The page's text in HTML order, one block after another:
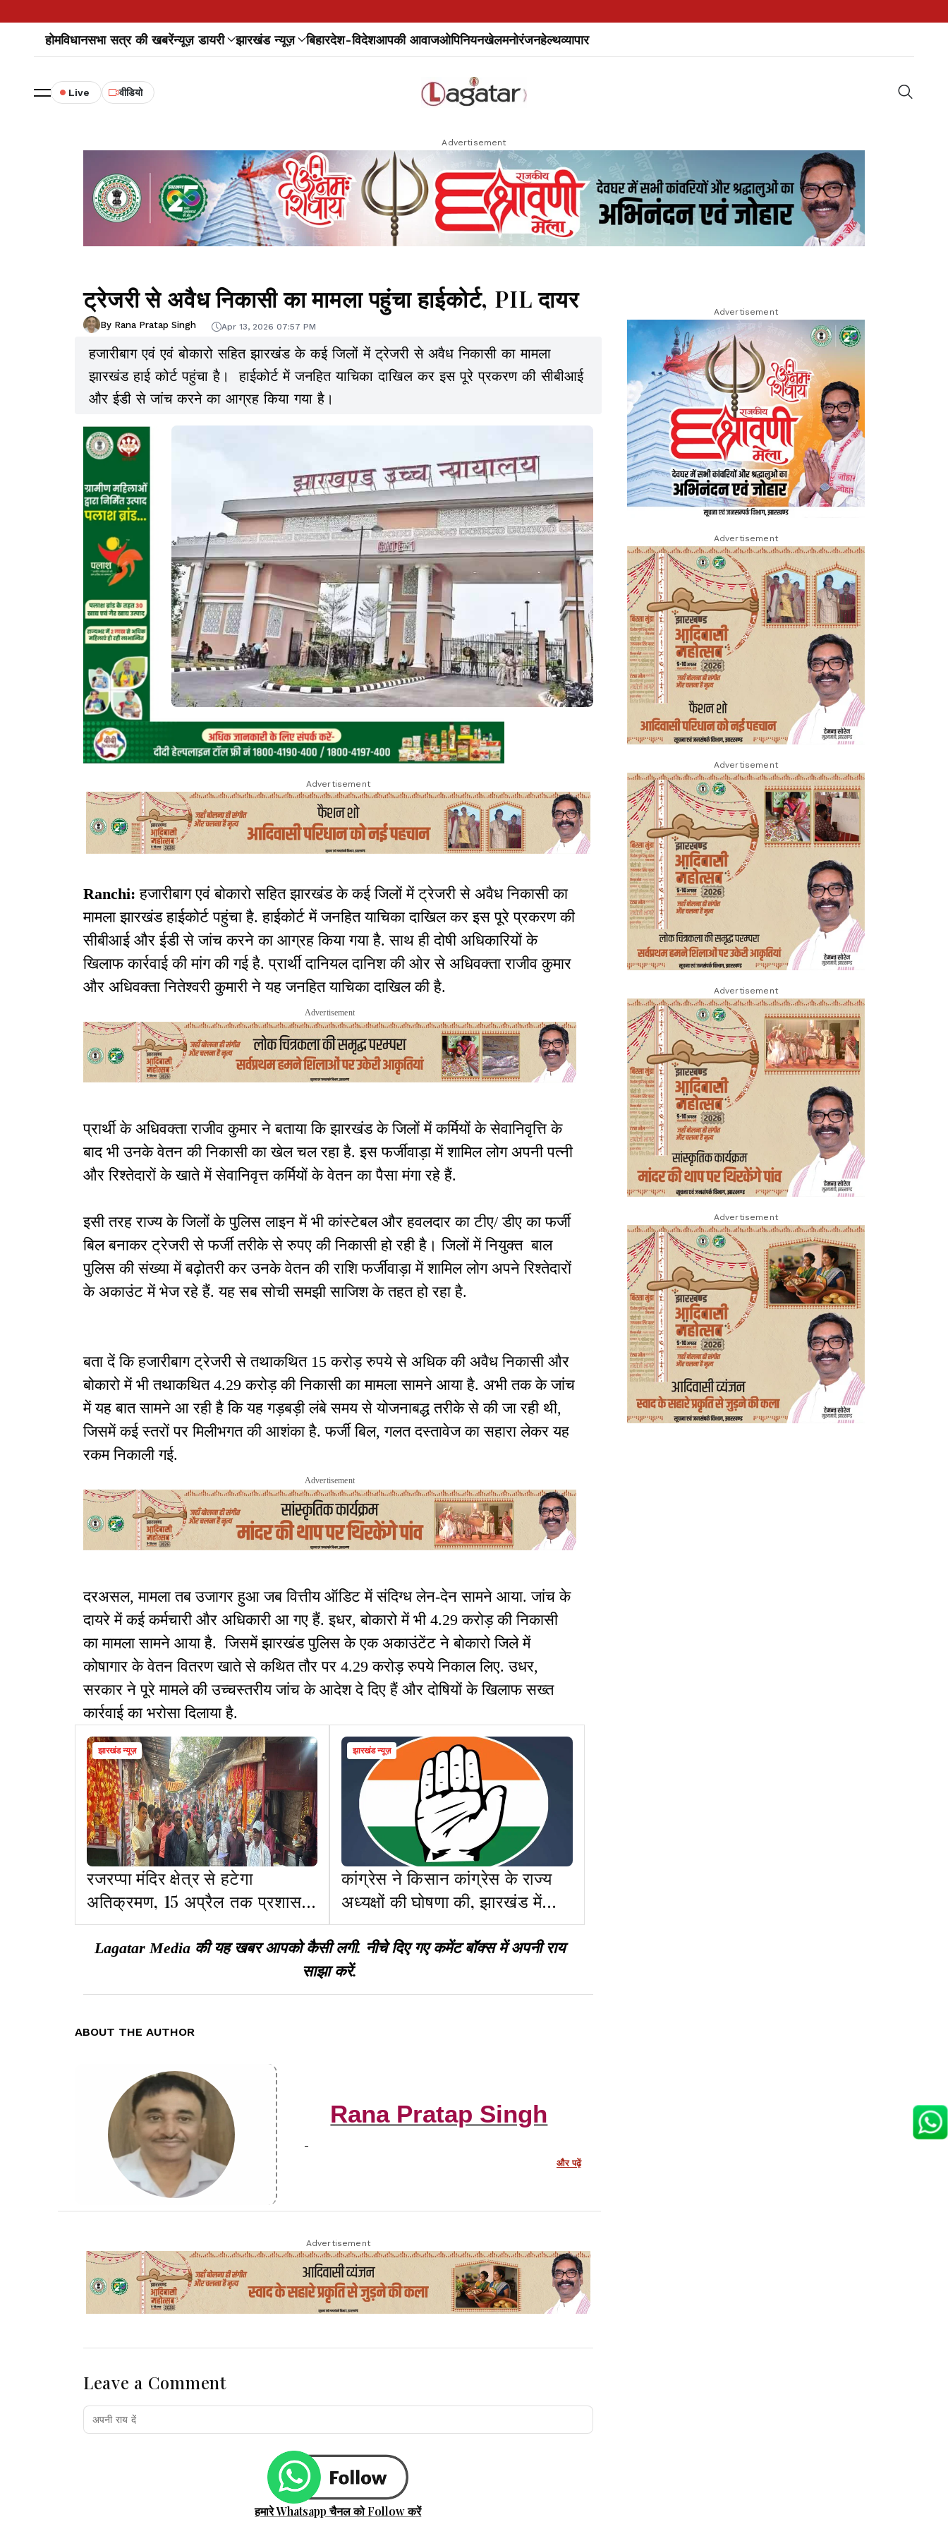
होमविधानसभा सत्र की खबरेंन्यूज़ डायरी झारखंड न्यूज़ बिहारदेश-विदेशआपकी आवाजओपिनियनखेलमनोरंजनहेल्थव्यापार
Live वीडियो
Advertisement
ट्रेजरी से अवैध निकासी का मामला पहुंचा हाईकोर्ट, PIL दायर
By Rana Pratap Singh Apr 13, 2026 07:57 PM
हजारीबाग एवं एवं बोकारो सहित झारखंड के कई जिलों में ट्रेजरी से अवैध निकासी का मामला
झारखंड हाई कोर्ट पहुंचा है। हाईकोर्ट में जनहित याचिका दाखिल कर इस पूरे प्रकरण की सीबीआई
और ईडी से जांच करने का आग्रह किया गया है।
Advertisement
Ranchi:हजारीबाग एवं बोकारो सहित झारखंड के कई जिलों में ट्रेजरी से अवैध निकासी का
मामला झारखंड हाईकोर्ट पहुंचा है. हाईकोर्ट में जनहित याचिका दाखिल कर इस पूरे प्रकरण की
सीबीआई और ईडी से जांच करने का आग्रह किया गया है. साथ ही दोषी अधिकारियों के
खिलाफ कार्रवाई की मांग की गई है. प्रार्थी दानियल दानिश की ओर से अधिवक्ता राजीव कुमार
और अधिवक्ता नितेश्वरी कुमारी ने यह जनहित याचिका दाखिल की है.
Advertisement
प्रार्थी के अधिवक्ता राजीव कुमार ने बताया कि झारखंड के जिलों में कर्मियों के सेवानिवृत्ति के
बाद भी उनके वेतन की निकासी का खेल चल रहा है. इस फर्जीवाड़ा में शामिल लोग अपनी पत्नी
और रिश्तेदारों के खाते में सेवानिवृत्त कर्मियों के वेतन का पैसा मंगा रहे हैं.
इसी तरह राज्य के जिलों के पुलिस लाइन में भी कांस्टेबल और हवलदार का टीए/ डीए का फर्जी
बिल बनाकर ट्रेजरी से फर्जी तरीके से रुपए की निकासी हो रही है। जिलों में नियुक्त बाल
पुलिस की संख्या में बढ़ोतरी कर उनके वेतन की राशि फर्जीवाड़ा में शामिल लोग अपने रिश्तेदारों
के अकाउंट में भेज रहे हैं. यह सब सोची समझी साजिश के तहत हो रहा है.
बता दें कि हजारीबाग ट्रेजरी से तथाकथित 15 करोड़ रुपये से अधिक की अवैध निकासी और
बोकारो में भी तथाकथित 4.29 करोड़ की निकासी का मामला सामने आया है. अभी तक के जांच
में यह बात सामने आ रही है कि यह गड़बड़ी लंबे समय से योजनाबद्ध तरीके से की जा रही थी,
जिसमें कई स्तरों पर मिलीभगत की आशंका है. फर्जी बिल, गलत दस्तावेज का सहारा लेकर यह
रकम निकाली गई.
Advertisement
दरअसल, मामला तब उजागर हुआ जब वित्तीय ऑडिट में संदिग्ध लेन-देन सामने आया. जांच के
दायरे में कई कर्मचारी और अधिकारी आ गए हैं. इधर, बोकारो में भी 4.29 करोड़ की निकासी
का मामला सामने आया है. जिसमें झारखंड पुलिस के एक अकाउंटेंट ने बोकारो जिले में
कोषागार के वेतन वितरण खाते से कथित तौर पर 4.29 करोड़ रुपये निकाल लिए. उधर,
सरकार ने पूरे मामले की उच्चस्तरीय जांच के आदेश दे दिए हैं और दोषियों के खिलाफ सख्त
कार्रवाई का भरोसा दिलाया है.
झारखंड न्यूज़
रजरप्पा मंदिर क्षेत्र से हटेगा
अतिक्रमण, 15 अप्रैल तक प्रशासन
का अल्टीमेटम
झारखंड न्यूज़
कांग्रेस ने किसान कांग्रेस के राज्य
अध्यक्षों की घोषणा की, झारखंड में
सुभाष कुमार को जिम्मेदारी
Lagatar Media की यह खबर आपको कैसी लगी. नीचे दिए गए कमेंट बॉक्स में अपनी राय
साझा करें.
ABOUT THE AUTHOR
Rana Pratap Singh
-
और पढ़ें
Advertisement
Leave a Comment
हमारे Whatsapp चैनल को Follow करें
Advertisement
Advertisement
Advertisement
Advertisement
Advertisement